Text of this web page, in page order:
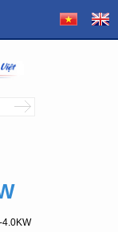
4.0KW